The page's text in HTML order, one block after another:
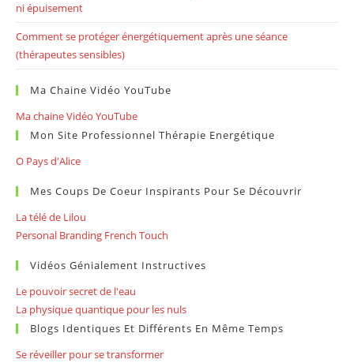
ni épuisement
Comment se protéger énergétiquement après une séance
(thérapeutes sensibles)
Ma Chaine Vidéo YouTube
Ma chaine Vidéo YouTube
Mon Site Professionnel Thérapie Energétique
O Pays d'Alice
Mes Coups De Coeur Inspirants Pour Se Découvrir
La télé de Lilou
Personal Branding French Touch
Vidéos Génialement Instructives
Le pouvoir secret de l'eau
La physique quantique pour les nuls
Blogs Identiques Et Différents En Même Temps
Se réveiller pour se transformer